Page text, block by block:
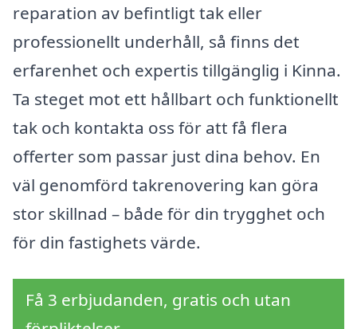
reparation av befintligt tak eller
professionellt underhåll, så finns det
erfarenhet och expertis tillgänglig i Kinna.
Ta steget mot ett hållbart och funktionellt
tak och kontakta oss för att få flera
offerter som passar just dina behov. En
väl genomförd takrenovering kan göra
stor skillnad – både för din trygghet och
för din fastighets värde.
Få 3 erbjudanden, gratis och utan